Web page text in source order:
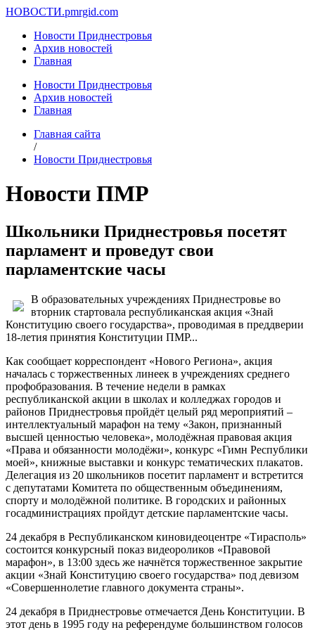
НОВОСТИ.pmrgid.com
Новости Приднестровья
Архив новостей
Главная
Новости Приднестровья
Архив новостей
Главная
Главная сайта
/
Новости Приднестровья
Новости ПМР
Школьники Приднестровья посетят
парламент и проведут свои
парламентские часы
В образовательных учреждениях Приднестровье во
вторник стартовала республиканская акция «Знай
Конституцию своего государства», проводимая в преддверии
18-летия принятия Конституции ПМР...
Как сообщает корреспондент «Нового Региона», акция
началась с торжественных линеек в учреждениях среднего
профобразования. В течение недели в рамках
республиканской акции в школах и колледжах городов и
районов Приднестровья пройдёт целый ряд мероприятий –
интеллектуальный марафон на тему «Закон, признанный
высшей ценностью человека», молодёжная правовая акция
«Права и обязанности молодёжи», конкурс «Гимн Республики
моей», книжные выставки и конкурс тематических плакатов.
Делегация из 20 школьников посетит парламент и встретится
с депутатами Комитета по общественным объединениям,
спорту и молодёжной политике. В городских и районных
госадминистрациях пройдут детские парламентские часы.
24 декабря в Республиканском киновидеоцентре «Тирасполь»
состоится конкурсный показ видеороликов «Правовой
марафон», в 13:00 здесь же начнётся торжественное закрытие
акции «Знай Конституцию своего государства» под девизом
«Совершеннолетие главного документа страны».
24 декабря в Приднестровье отмечается День Конституции. В
этот день в 1995 году на референдуме большинством голосов